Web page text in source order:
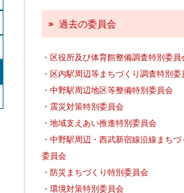
過去の委員会
・区役所及び体育館整備調査特別委員
・区内駅周辺等まちづくり調査特別委
・中野駅周辺地区等整備特別委員会
・震災対策特別委員会
・地域支えあい推進特別委員会
・中野駅周辺・西武新宿線沿線まちづ
委員会
・防災まちづくり特別委員会
・環境対策特別委員会